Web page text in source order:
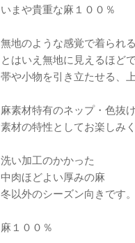
いまや貴重な麻１００％
無地のような感覚で着られ
とはいえ無地に見えるほど
帯や小物を引き立たせる、
麻素材特有のネップ・色抜
素材の特性としてお楽しみ
洗い加工のかかった
中肉ほどよい厚みの麻
冬以外のシーズン向きです
麻１００％